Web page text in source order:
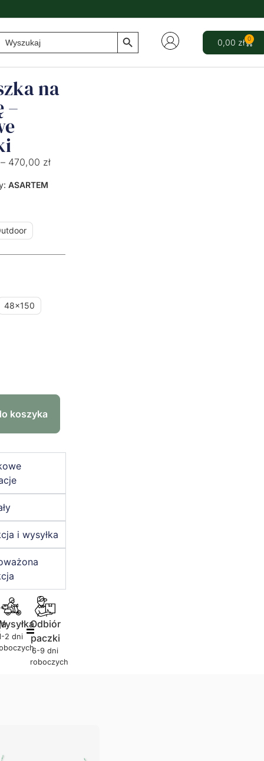
for:
Search Button
0,00 zł 0
na
–
– 470,00 zł
ASARTEM
48x150
koszyka
i wysyłka
2 dni
Odbiór
paczki
6-9 dni
roboczych